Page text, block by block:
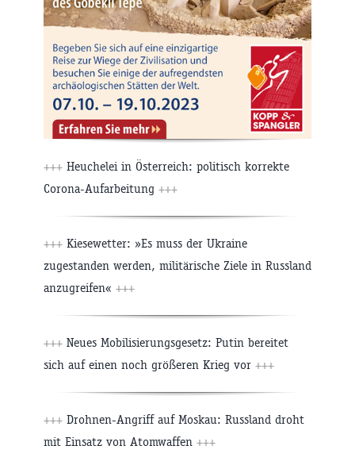
+++ Heuchelei in Österreich: politisch korrekte
Corona-Aufarbeitung +++
+++ Kiesewetter: »Es muss der Ukraine
zugestanden werden, militärische Ziele in Russland
anzugreifen« +++
+++ Neues Mobilisierungsgesetz: Putin bereitet
sich auf einen noch größeren Krieg vor +++
+++ Drohnen-Angriff auf Moskau: Russland droht
mit Einsatz von Atomwaffen +++